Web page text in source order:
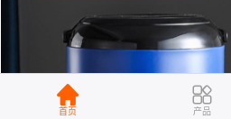
首页 产品